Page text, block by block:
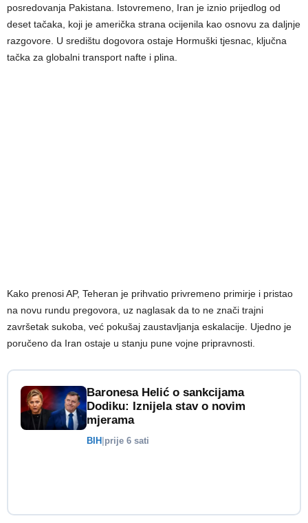
posredovanja Pakistana. Istovremeno, Iran je iznio prijedlog od
deset tačaka, koji je američka strana ocijenila kao osnovu za daljnje
razgovore. U središtu dogovora ostaje Hormuški tjesnac, ključna
tačka za globalni transport nafte i plina.
Kako prenosi AP, Teheran je prihvatio privremeno primirje i pristao
na novu rundu pregovora, uz naglasak da to ne znači trajni
završetak sukoba, već pokušaj zaustavljanja eskalacije. Ujedno je
poručeno da Iran ostaje u stanju pune vojne pripravnosti.
Baronesa Helić o sankcijama
Dodiku: Iznijela stav o novim
mjerama
BIH prije 6 sati